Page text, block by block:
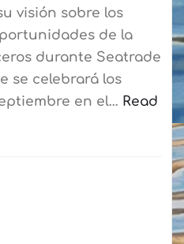
visión sobre los
de la
durante Seatrade
se celebrará los
en el… Read